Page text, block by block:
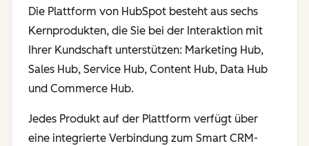
Die Plattform von HubSpot besteht aus sechs
Kernprodukten, die Sie bei der Interaktion mit
Ihrer Kundschaft unterstützen: Marketing Hub,
Sales Hub, Service Hub, Content Hub, Data Hub
und Commerce Hub.
Jedes Produkt auf der Plattform verfügt über
eine integrierte Verbindung zum Smart CRM-